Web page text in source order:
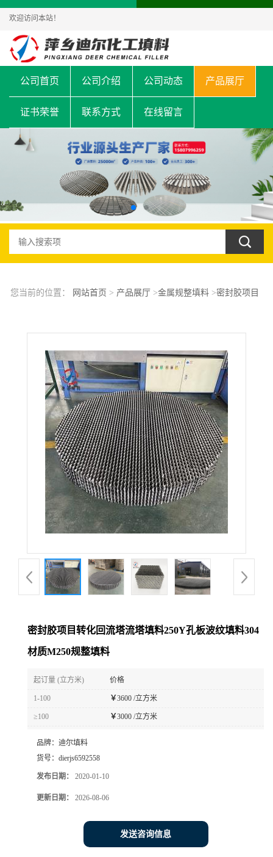
欢迎访问本站！
公司首页 公司介绍 公司动态 产品展厅
证书荣誉 联系方式 在线留言
您当前的位置： 网站首页 > 产品展厅>金属规整填料>密封胶项目
密封胶项目转化回流塔流塔填料250Y孔板波纹填料304
材质M250规整填料
起订量 (立方米) 价格
1-100 ￥3600 /立方米
≥100 ￥3000 /立方米
品牌： 迪尔填料
货号： dierjs6592558
发布日期： 2020-01-10
更新日期： 2026-08-06
发送咨询信息